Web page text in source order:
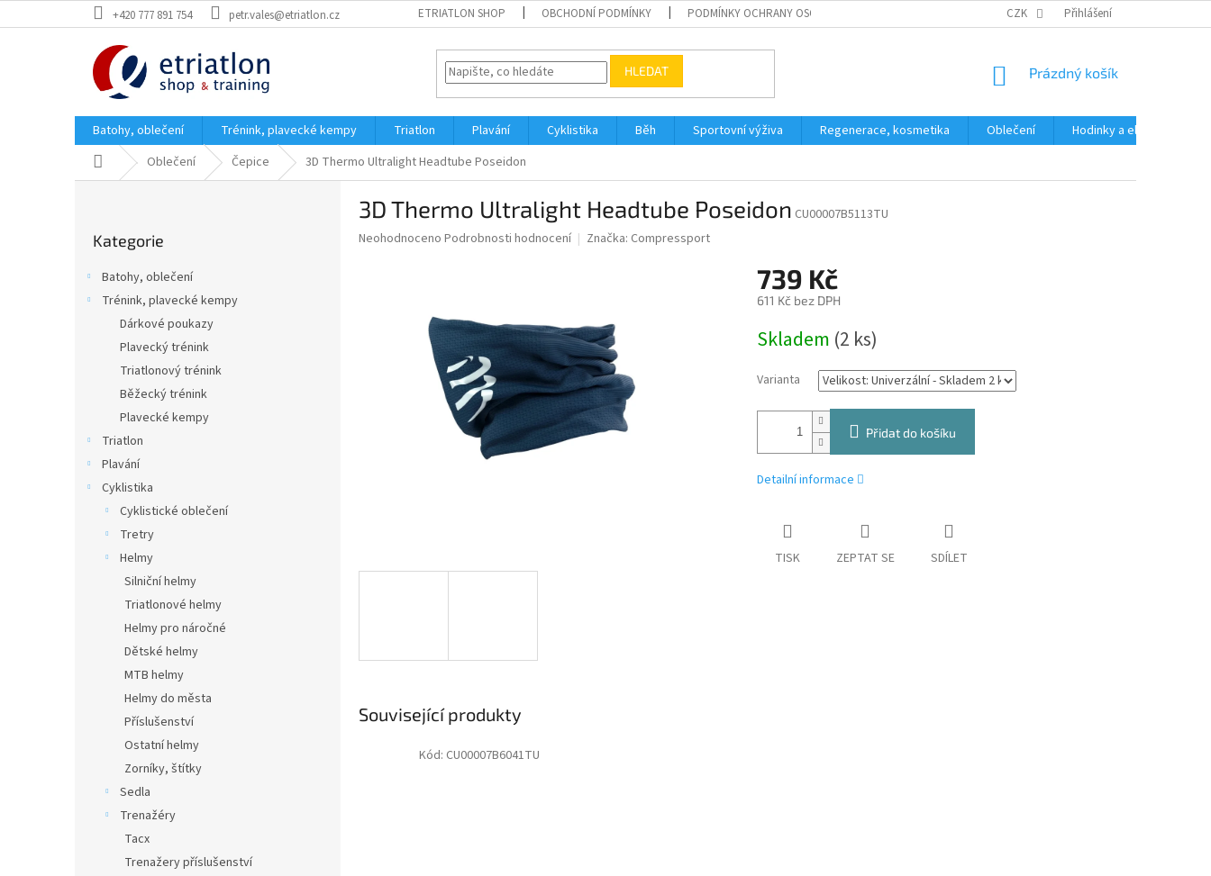
na
+420 777 891 754 petr.vales@etriatlon.cz ETRIATLON SHOP OBCHODNÍ PODMÍNKY PODMÍNKY OCHRANY OSOBNÍCH ÚDAJŮ CZK Přihlášení
HLEDAT
NÁKUPNÍ
Prázdný košík
Batohy, oblečení Trénink, plavecké kempy Triatlon Plavání Cyklistika Běh Sportovní výživa Regenerace, kosmetika Oblečení
Hodinky a elektronika
Domů Oblečení Čepice 3D Thermo Ultralight Headtube Poseidon
kategorie
Kategorie
Batohy, oblečení
Trénink, plavecké kempy
Dárkové poukazy
Plavecký trénink
Triatlonový trénink
Běžecký trénink
Plavecké kempy
Triatlon
Plavání
Cyklistika
Cyklistické oblečení
Tretry
Helmy
Silniční helmy
Triatlonové helmy
Helmy pro náročné
Dětské helmy
MTB helmy
Helmy do města
Příslušenství
Ostatní helmy
Zorníky, štítky
Sedla
Trenažéry
Tacx
Trenažery příslušenství
3D Thermo Ultralight Headtube Poseidon CU00007B5113TU
Průměrné
Neohodnoceno Podrobnosti hodnocení Značka: Compressport
739 Kč
611 Kč bez DPH
cena:
Skladem (2 ks)
Varianta
Přidat do košíku
Detailní informace
TISK ZEPTAT SE SDÍLET
Související produkty
Kód: CU00007B6041TU